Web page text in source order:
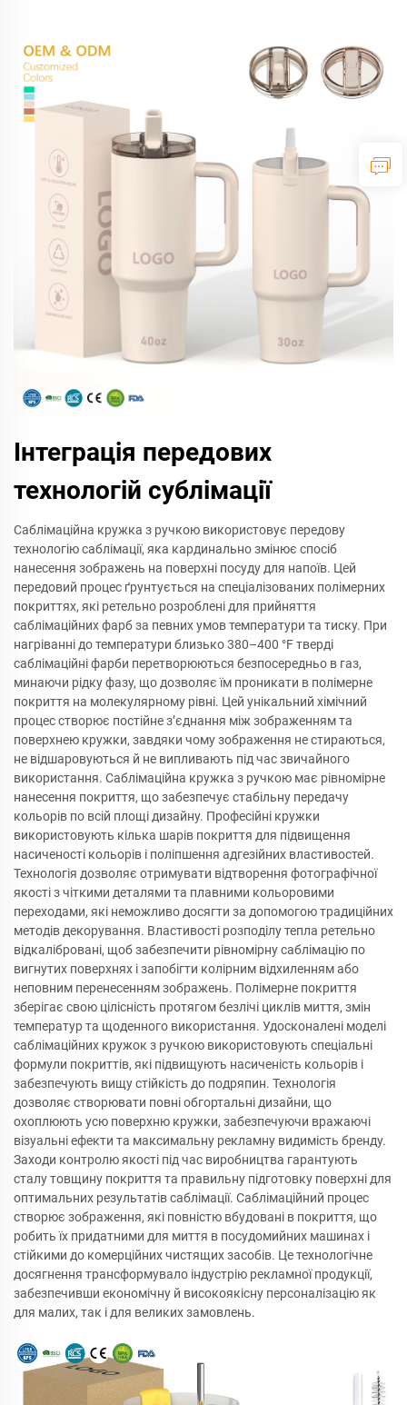
Інтеграція передових
технологій сублімації
Саблімаційна кружка з ручкою використовує передову
технологію саблімації, яка кардинально змінює спосіб
нанесення зображень на поверхні посуду для напоїв. Цей
передовий процес ґрунтується на спеціалізованих полімерних
покриттях, які ретельно розроблені для прийняття
саблімаційних фарб за певних умов температури та тиску. При
нагріванні до температури близько 380–400 °F тверді
саблімаційні фарби перетворюються безпосередньо в газ,
минаючи рідку фазу, що дозволяє їм проникати в полімерне
покриття на молекулярному рівні. Цей унікальний хімічний
процес створює постійне з’єднання між зображенням та
поверхнею кружки, завдяки чому зображення не стираються,
не відшаровуються й не випливають під час звичайного
використання. Саблімаційна кружка з ручкою має рівномірне
нанесення покриття, що забезпечує стабільну передачу
кольорів по всій площі дизайну. Професійні кружки
використовують кілька шарів покриття для підвищення
насиченості кольорів і поліпшення адгезійних властивостей.
Технологія дозволяє отримувати відтворення фотографічної
якості з чіткими деталями та плавними кольоровими
переходами, які неможливо досягти за допомогою традиційних
методів декорування. Властивості розподілу тепла ретельно
відкалібровані, щоб забезпечити рівномірну саблімацію по
вигнутих поверхнях і запобігти колірним відхиленням або
неповним перенесенням зображень. Полімерне покриття
зберігає свою цілісність протягом безлічі циклів миття, змін
температур та щоденного використання. Удосконалені моделі
саблімаційних кружок з ручкою використовують спеціальні
формули покриттів, які підвищують насиченість кольорів і
забезпечують вищу стійкість до подряпин. Технологія
дозволяє створювати повні обгортальні дизайни, що
охоплюють усю поверхню кружки, забезпечуючи вражаючі
візуальні ефекти та максимальну рекламну видимість бренду.
Заходи контролю якості під час виробництва гарантують
сталу товщину покриття та правильну підготовку поверхні для
оптимальних результатів саблімації. Саблімаційний процес
створює зображення, які повністю вбудовані в покриття, що
робить їх придатними для миття в посудомийних машинах і
стійкими до комерційних чистящих засобів. Це технологічне
досягнення трансформувало індустрію рекламної продукції,
забезпечивши економічну й високоякісну персоналізацію як
для малих, так і для великих замовлень.